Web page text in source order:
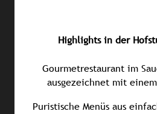
Highlights in der
Gourmetrestaurant im
ausgezeichnet mit
Puristische Menüs aus